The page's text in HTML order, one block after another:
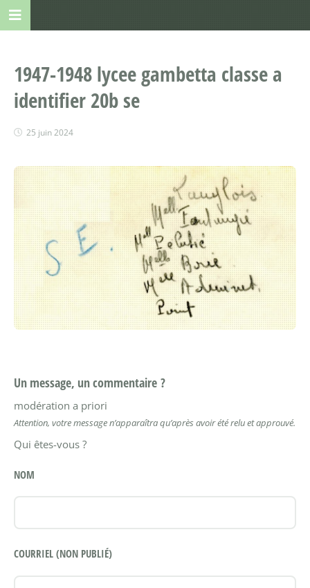
1947-1948 lycee gambetta classe a
identifier 20b se
25 juin 2024
Un message, un commentaire ?
modération a priori
Attention, votre message n’apparaîtra qu’après avoir été relu et approuvé.
Qui êtes-vous ?
NOM
COURRIEL (NON PUBLIÉ)